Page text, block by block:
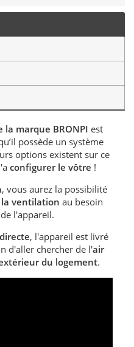
la marque BRONPI est
possède un système
options existent sur ce
configurer le vôtre !
, vous aurez la possibilité
ventilation au besoin
de l'appareil.
, l'appareil est livré
d'aller chercher de l'air
du logement.